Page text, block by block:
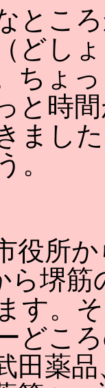
とこ
どし
ちょ
と時
まし
。
役所
ら堺
す。
どこ
田薬